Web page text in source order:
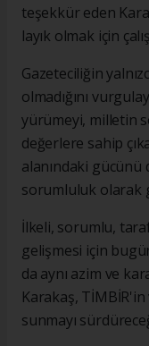
teşekkür eden
layık olmak için
Gazeteciliğin
olmadığını
yürümeyi, milletin
değerlere sahip
alanındaki gücünü
sorumluluk olarak
İlkeli, sorumlu,
gelişmesi için
da aynı azim ve
Karakaş,
sunmayı